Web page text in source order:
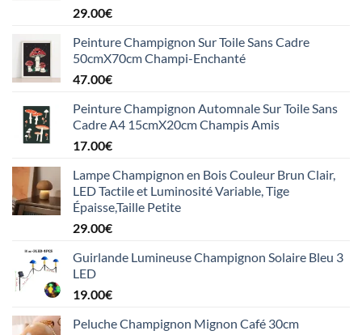
29.00€
Peinture Champignon Sur Toile Sans Cadre
50cmX70cm Champi-Enchanté
47.00€
Peinture Champignon Automnale Sur Toile Sans
Cadre A4 15cmX20cm Champis Amis
17.00€
Lampe Champignon en Bois Couleur Brun Clair,
LED Tactile et Luminosité Variable, Tige
Épaisse,Taille Petite
29.00€
Guirlande Lumineuse Champignon Solaire Bleu 3
LED
19.00€
Peluche Champignon Mignon Café 30cm